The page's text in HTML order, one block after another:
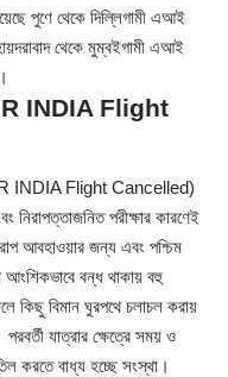
পুণে থেকে দিল্লিগামী এআই
থেকে মুম্বইগামী এআই
INDIA Flight
INDIA Flight Cancelled)
নিরাপত্তাজনিত পরীক্ষার কারণেই
আবহাওয়ার জন্য এবং পশ্চিম
বন্ধ থাকায় বহু
কিছু বিমান ঘুরপথে চলাচল করায়
যাত্রার ক্ষেত্রে সময় ও
করতে বাধ্য হচ্ছে সংস্থা।